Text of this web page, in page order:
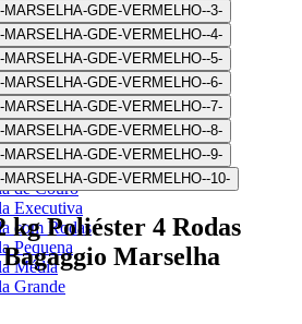
Masculinas
Femininas
Escolares
Juvenis
para Notebook
de Couro
Executiva
com Rodas
Pequena
Média
Grande
kg Poliéster 4 Rodas
Marselha